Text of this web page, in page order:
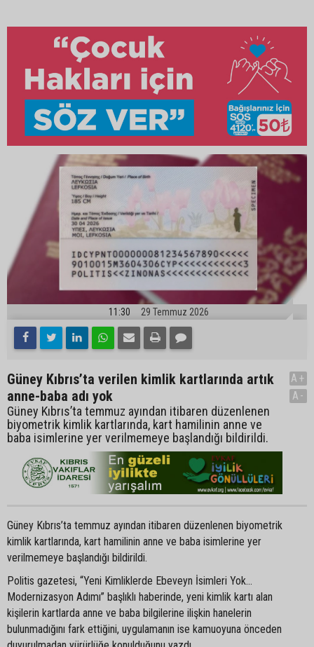
11:30 29 Temmuz 2026
Güney Kıbrıs’ta verilen kimlik kartlarında artık
anne-baba adı yok
Güney Kıbrıs’ta temmuz ayından itibaren düzenlenen
biyometrik kimlik kartlarında, kart hamilinin anne ve
baba isimlerine yer verilmemeye başlandığı bildirildi.
A+
A-
Güney Kıbrıs’ta temmuz ayından itibaren düzenlenen biyometrik
kimlik kartlarında, kart hamilinin anne ve baba isimlerine yer
verilmemeye başlandığı bildirildi.
Politis gazetesi, “Yeni Kimliklerde Ebeveyn İsimleri Yok…
Modernizasyon Adımı” başlıklı haberinde, yeni kimlik kartı alan
kişilerin kartlarda anne ve baba bilgilerine ilişkin hanelerin
bulunmadığını fark ettiğini, uygulamanın ise kamuoyuna önceden